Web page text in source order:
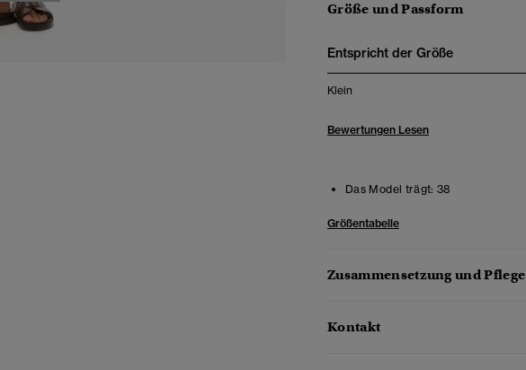
2 3 Größe und Passform
Entspricht der Größe
Klein
Bewertungen Lesen
Das Model trägt: 38
Größentabelle
Zusammensetzung und Pflege
Kontakt